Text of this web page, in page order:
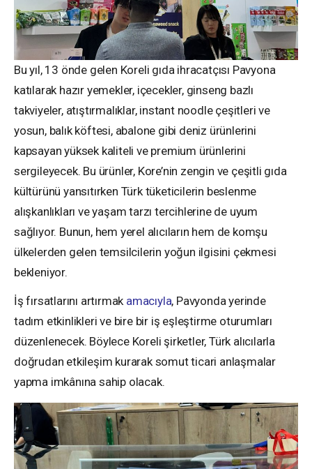
Bu yıl, 13 önde gelen Koreli gıda ihracatçısı Pavyona
katılarak hazır yemekler, içecekler, ginseng bazlı
takviyeler, atıştırmalıklar, instant noodle çeşitleri ve
yosun, balık köftesi, abalone gibi deniz ürünlerini
kapsayan yüksek kaliteli ve premium ürünlerini
sergileyecek. Bu ürünler, Kore’nin zengin ve çeşitli gıda
kültürünü yansıtırken Türk tüketicilerin beslenme
alışkanlıkları ve yaşam tarzı tercihlerine de uyum
sağlıyor. Bunun, hem yerel alıcıların hem de komşu
ülkelerden gelen temsilcilerin yoğun ilgisini çekmesi
bekleniyor.
İş fırsatlarını artırmak amacıyla, Pavyonda yerinde
tadım etkinlikleri ve bire bir iş eşleştirme oturumları
düzenlenecek. Böylece Koreli şirketler, Türk alıcılarla
doğrudan etkileşim kurarak somut ticari anlaşmalar
yapma imkânına sahip olacak.